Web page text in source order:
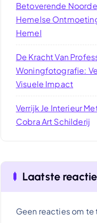
Betoverende
Hemelse
Hemel
De Kracht Van
Woningfotografie:
Visuele Impact
Verrijk Je Interieur
Cobra Art Schilderij
Laatste
Geen reacties om te